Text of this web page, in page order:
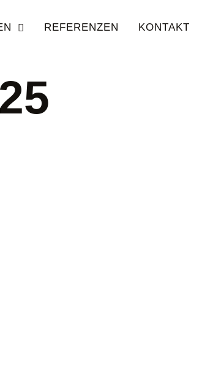
REFERENZEN KONTAKT